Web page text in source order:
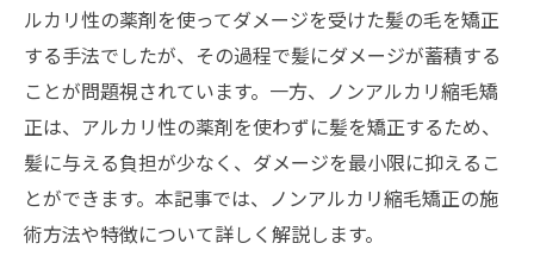
ルカリ性の薬剤を使ってダメージを受けた髪の毛を矯正
する手法でしたが、その過程で髪にダメージが蓄積する
ことが問題視されています。一方、ノンアルカリ縮毛矯
正は、アルカリ性の薬剤を使わずに髪を矯正するため、
髪に与える負担が少なく、ダメージを最小限に抑えるこ
とができます。本記事では、ノンアルカリ縮毛矯正の施
術方法や特徴について詳しく解説します。